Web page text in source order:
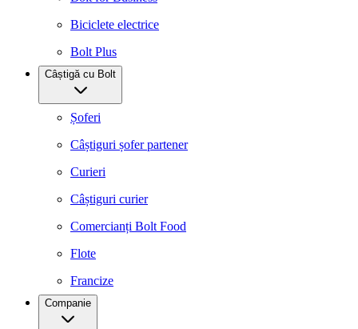
Biciclete electrice
Bolt Plus
Câștigă cu Bolt
Șoferi
Câștiguri șofer partener
Curieri
Câștiguri curier
Comercianți Bolt Food
Flote
Francize
Companie